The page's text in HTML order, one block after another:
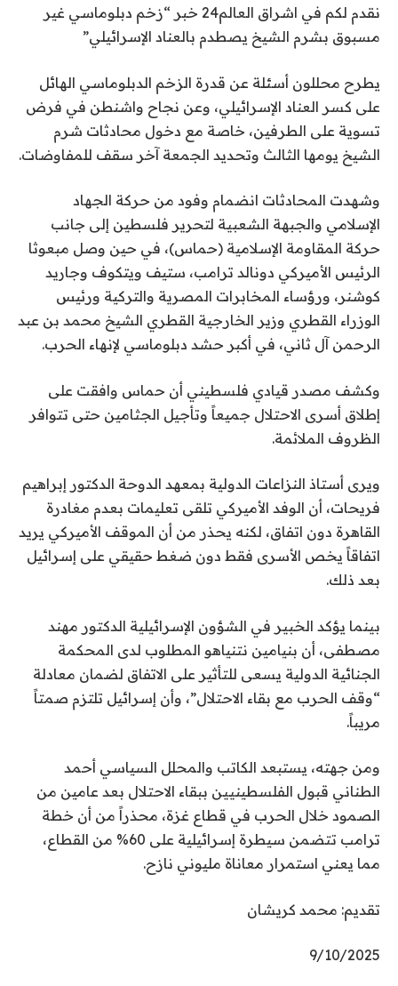
نقدم لكم في اشراق العالم24 خبر “زخم دبلوماسي غير
مسبوق بشرم الشيخ يصطدم بالعناد الإسرائيلي”
يطرح محللون أسئلة عن قدرة الزخم الدبلوماسي الهائل
على كسر العناد الإسرائيلي، وعن نجاح واشنطن في فرض
تسوية على الطرفين، خاصة مع دخول محادثات شرم
الشيخ يومها الثالث وتحديد الجمعة آخر سقف للمفاوضات.
وشهدت المحادثات انضمام وفود من حركة الجهاد
الإسلامي والجبهة الشعبية لتحرير فلسطين إلى جانب
حركة المقاومة الإسلامية (حماس)، في حين وصل مبعوثا
الرئيس الأميركي دونالد ترامب، ستيف ويتكوف وجاريد
كوشنر، ورؤساء المخابرات المصرية والتركية ورئيس
الوزراء القطري وزير الخارجية القطري الشيخ محمد بن عبد
الرحمن آل ثاني، في أكبر حشد دبلوماسي لإنهاء الحرب.
وكشف مصدر قيادي فلسطيني أن حماس وافقت على
إطلاق أسرى الاحتلال جميعاً وتأجيل الجثامين حتى تتوافر
الظروف الملائمة.
ويرى أستاذ النزاعات الدولية بمعهد الدوحة الدكتور إبراهيم
فريحات، أن الوفد الأميركي تلقى تعليمات بعدم مغادرة
القاهرة دون اتفاق، لكنه يحذر من أن الموقف الأميركي يريد
اتفاقاً يخص الأسرى فقط دون ضغط حقيقي على إسرائيل
بعد ذلك.
بينما يؤكد الخبير في الشؤون الإسرائيلية الدكتور مهند
مصطفى، أن بنيامين نتنياهو المطلوب لدى المحكمة
الجنائية الدولية يسعى للتأثير على الاتفاق لضمان معادلة
“وقف الحرب مع بقاء الاحتلال”، وأن إسرائيل تلتزم صمتاً
مريباً.
ومن جهته، يستبعد الكاتب والمحلل السياسي أحمد
الطناني قبول الفلسطينيين ببقاء الاحتلال بعد عامين من
الصمود خلال الحرب في قطاع غزة، محذراً من أن خطة
ترامب تتضمن سيطرة إسرائيلية على 60% من القطاع،
مما يعني استمرار معاناة مليوني نازح.
تقديم: محمد كريشان
P
9/10/2025